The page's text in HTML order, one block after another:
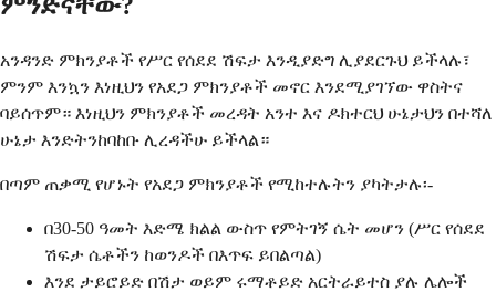
አንዳንድ ምክንያቶች የሥር የሰደደ ሽፍታ እንዲያድግ ሊያደርጉህ ይችላሉ፣
ምንም እንኳን እነዚህን የአደጋ ምክንያቶች መኖር እንደሚያገኘው ዋስትና
ባይሰጥም። እነዚህን ምክንያቶች መረዳት አንተ እና ዶክተርህ ሁኔታህን በተሻለ
ሁኔታ እንድትንከባከቡ ሊረዳችሁ ይችላል።
በጣም ጠቃሚ የሆኑት የአደጋ ምክንያቶች የሚከተሉትን ያካትታሉ፡-
በ30-50 ዓመት እድሜ ክልል ውስጥ የምትገኝ ሴት መሆን (ሥር የሰደደ
ሽፍታ ሴቶችን ከወንዶች በእጥፍ ይበልጣል)
እንደ ታይሮይድ በሽታ ወይም ሩማቶይድ አርትራይተስ ያሉ ሌሎች